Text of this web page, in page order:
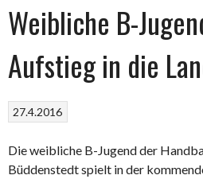
Weibliche B-
Aufstieg in die
27.4.2016
Die weibliche B-Jugend der
Büddenstedt spielt in der